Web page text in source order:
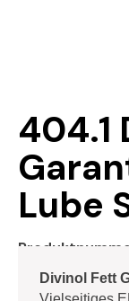
404.1
Lube
Divinol Fett